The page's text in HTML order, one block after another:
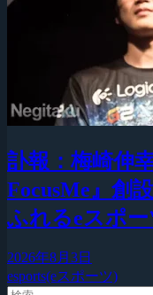
訃報：梅崎伸
FocusMe』創
ふれるeスポ
2026年8月3日
esports(eスポーツ)